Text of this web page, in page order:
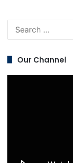
Our Channel